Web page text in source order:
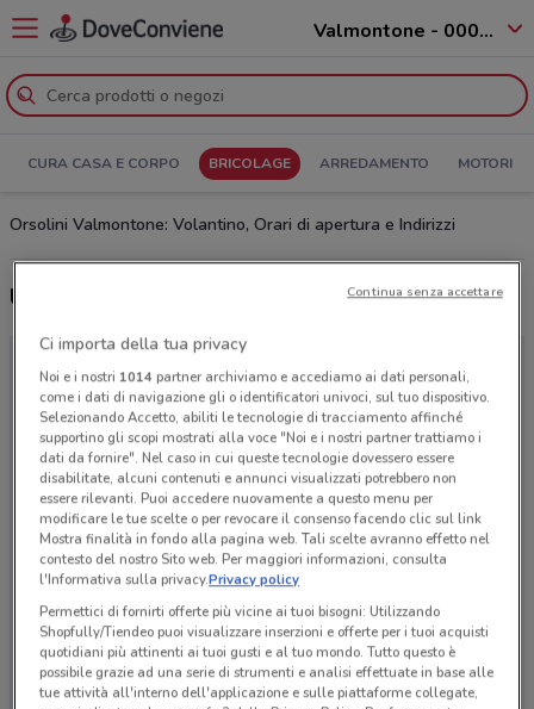
Valmontone - 00038
CURA CASA E CORPO BRICOLAGE ARREDAMENTO MOTORI
Orsolini Valmontone: Volantino, Orari di apertura e Indirizzi
Ultime offerte del volantino Orsolini
Ci dispiace, al momento non abbiamo pubblicato
volantini nella tua zona. Riprova più tardi.
Ci importa della tua privacy
Noi e i nostri 1014partner archiviamo e accediamo ai dati personali,
come i dati di navigazione gli o identificatori univoci, sul tuo dispositivo.
Selezionando Accetto, abiliti le tecnologie di tracciamento affinché
supportino gli scopi mostrati alla voce "Noi e i nostri partner trattiamo i
dati da fornire". Nel caso in cui queste tecnologie dovessero essere
disabilitate, alcuni contenuti e annunci visualizzati potrebbero non
essere rilevanti. Puoi accedere nuovamente a questo menu per
modificare le tue scelte o per revocare il consenso facendo clic sul link
Mostra finalità in fondo alla pagina web. Tali scelte avranno effetto nel
contesto del nostro Sito web. Per maggiori informazioni, consulta
l'Informativa sulla privacy.Privacy policy
Permettici di fornirti offerte più vicine ai tuoi bisogni: Utilizzando
Shopfully/Tiendeo puoi visualizzare inserzioni e offerte per i tuoi acquisti
quotidiani più attinenti ai tuoi gusti e al tuo mondo. Tutto questo è
possibile grazie ad una serie di strumenti e analisi effettuate in base alle
tue attività all'interno dell'applicazione e sulle piattaforme collegate,
Continua senza accettare